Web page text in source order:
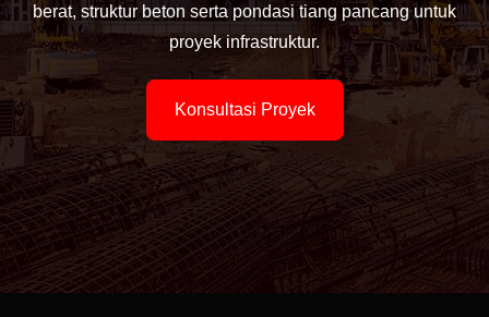
berat, struktur beton serta pondasi tiang pancang untuk
proyek infrastruktur.
Konsultasi Proyek